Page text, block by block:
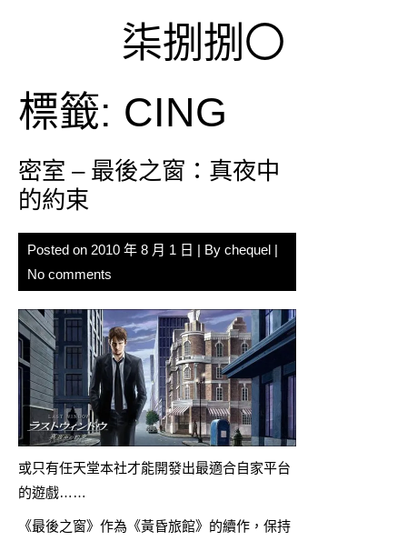
柒捌捌〇
標籤: CING
密室 – 最後之窗：真夜中
的約束
Posted on 2010 年 8 月 1 日 | By chequel |
No comments
或只有任天堂本社才能開發出最適合自家平台
的遊戲……
《最後之窗》作為《黃昏旅館》的續作，保持